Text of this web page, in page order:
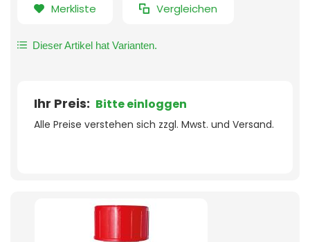
Merkliste Vergleichen
Dieser Artikel hat Varianten.
Ihr Preis: Bitte einloggen
Alle Preise verstehen sich zzgl. Mwst. und Versand.